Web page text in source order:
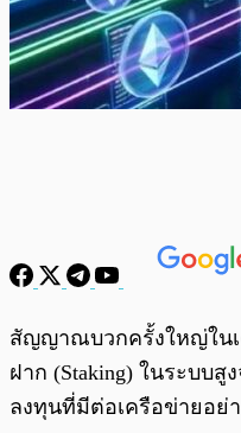
สัญญาณบวกครั้งใหญ่ใน
ฝาก (Staking) ในระบบสู
ลงทุนที่มีต่อเครือข่ายอย่